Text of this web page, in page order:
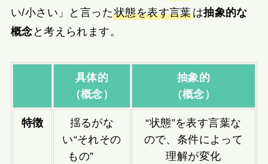
い/小さい」と言った状態を表す言葉は抽象的な
概念 と考えられます。
具体的
（概念）
抽象的
（概念）
特徴
揺るがな
い“それその
もの”
“状態”を表す言葉な
ので、条件によって
理解が変化